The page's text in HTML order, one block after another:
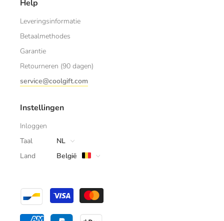
Help
Leveringsinformatie
Betaalmethodes
Garantie
Retourneren (90 dagen)
service@coolgift.com
Instellingen
Inloggen
Taal
NL
Land
België